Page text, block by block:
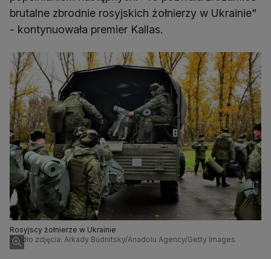
brutalne zbrodnie rosyjskich żołnierzy w Ukrainie"
- kontynuowała premier Kallas.
Rosyjscy żołnierze w Ukrainie
Źródło zdjęcia: Arkady Budnitsky/Anadolu Agency/Getty Images